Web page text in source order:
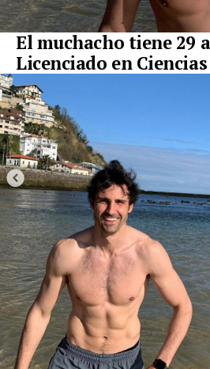
El muchacho tiene 29
Licenciado en